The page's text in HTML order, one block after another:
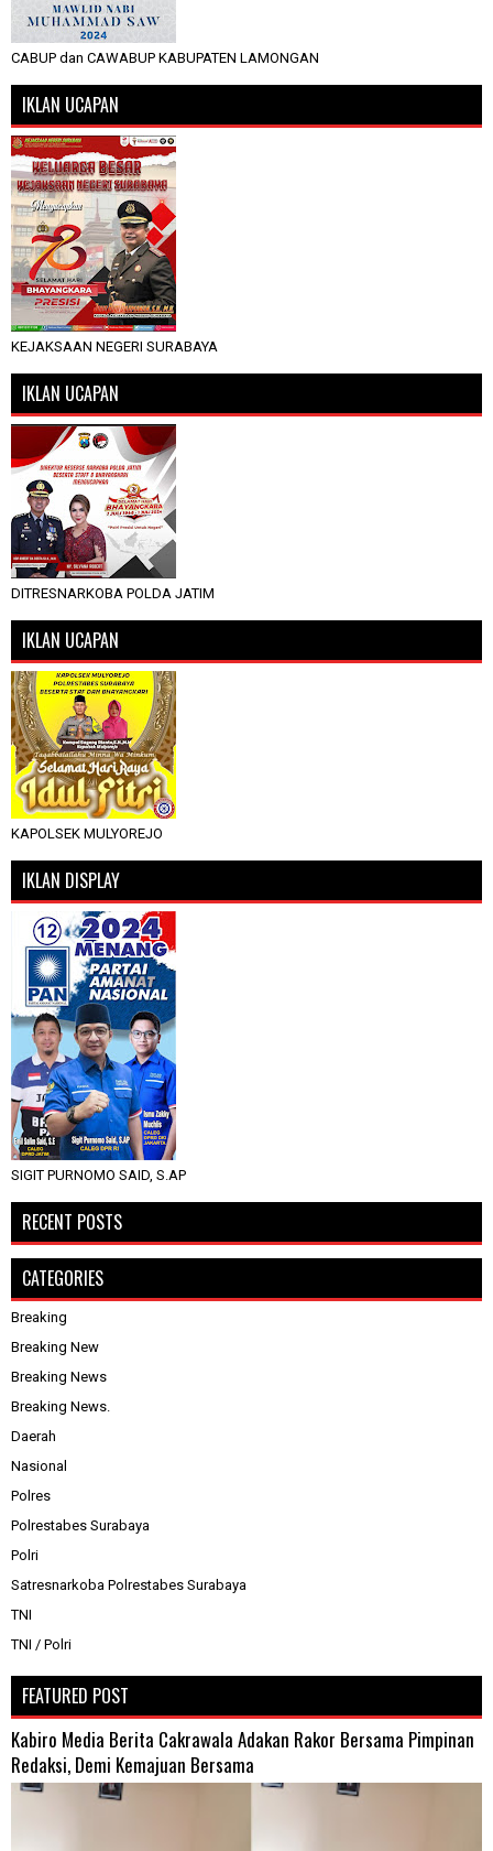
CABUP dan CAWABUP KABUPATEN LAMONGAN
IKLAN UCAPAN
KEJAKSAAN NEGERI SURABAYA
IKLAN UCAPAN
DITRESNARKOBA POLDA JATIM
IKLAN UCAPAN
KAPOLSEK MULYOREJO
IKLAN DISPLAY
SIGIT PURNOMO SAID, S.AP
RECENT POSTS
CATEGORIES
Breaking
Breaking New
Breaking News
Breaking News.
Daerah
Nasional
Polres
Polrestabes Surabaya
Polri
Satresnarkoba Polrestabes Surabaya
TNI
TNI / Polri
FEATURED POST
Kabiro Media Berita Cakrawala Adakan Rakor Bersama Pimpinan
Redaksi, Demi Kemajuan Bersama